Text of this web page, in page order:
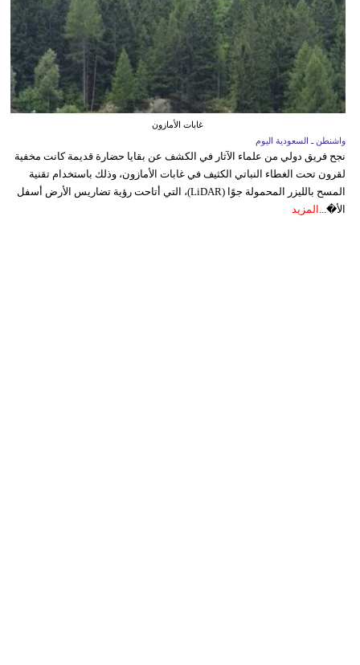
غابات الأمازون
واشنطن ـ السعودية اليوم
نجح فريق دولي من علماء الآثار في الكشف عن بقايا حضارة قديمة كانت مخفية
لقرون تحت الغطاء النباتي الكثيف في غابات الأمازون، وذلك باستخدام تقنية
المسح بالليزر المحمولة جوًا (LiDAR)، التي أتاحت رؤية تضاريس الأرض أسفل
الأ�... المزيد